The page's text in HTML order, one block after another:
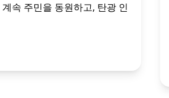
속 주민을 동원하고, 탄광 인